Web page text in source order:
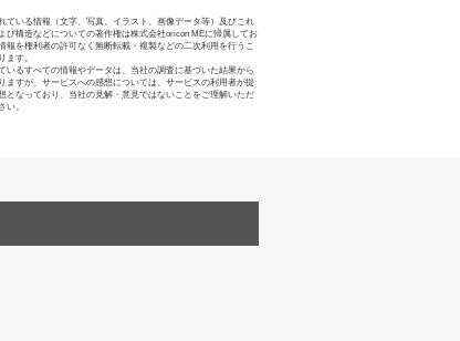
ている情報（文字、写真、イラスト、画像データ等）及びこれ
び構造などについての著作権は株式会社oricon MEに帰属してお
報を権利者の許可なく無断転載・複製などの二次利用を行うこ
ます。
いるすべての情報やデータは、当社の調査に基づいた結果から
ますが、サービスへの感想については、サービスの利用者が提
となっており、当社の見解・意見ではないことをご理解いただ
い。